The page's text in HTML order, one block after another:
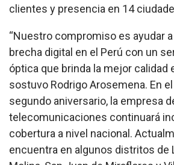
clientes y presencia en 14
“Nuestro compromiso es ayudar
brecha digital en el Perú con un
óptica que brinda la mejor calidad
sostuvo Rodrigo Arosemena. En
segundo aniversario, la empresa
telecomunicaciones continuará
cobertura a nivel nacional.
encuentra en algunos distritos de